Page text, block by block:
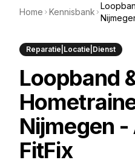
Home Kennisbank
Reparatie|Locatie|Dienst
Loopband
Nijmegen -
FitFix